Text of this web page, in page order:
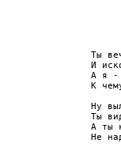
Ты
И
А я -
К
Ну
Ты
А ты
Не